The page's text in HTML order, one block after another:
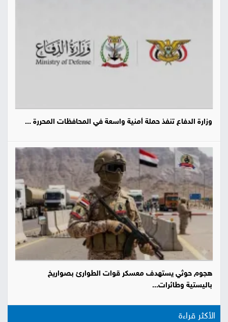
وزارة الدفاع تنفذ حملة أمنية واسعة في المحافظات المحررة ...
هجوم حوثي يستهدف معسكر قوات الطوارئ بصواريخ
باليستية وطائرات...
الأكثر قراءة